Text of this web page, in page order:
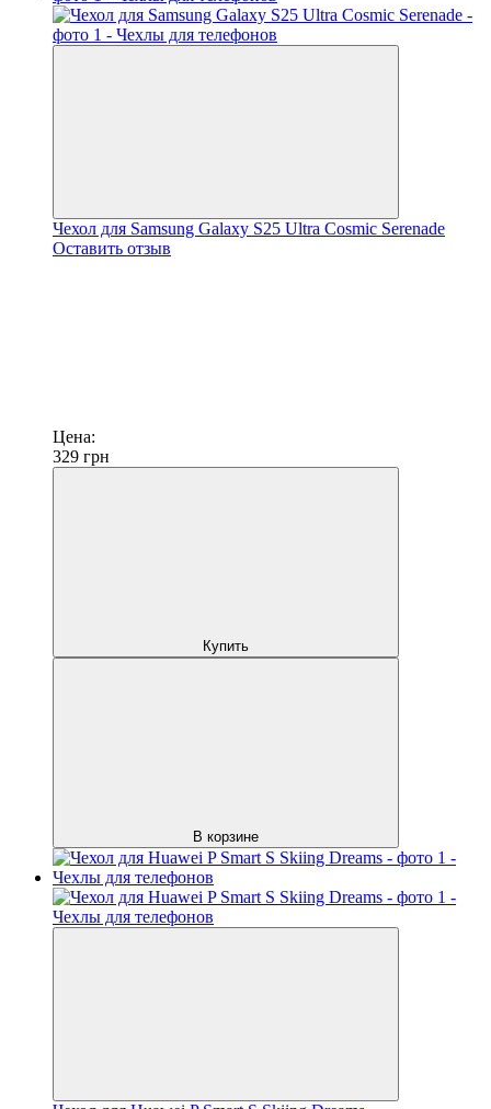
Чехол для Samsung Galaxy S25 Ultra Cosmic Serenade
Оставить отзыв
Цена:
329 грн
Купить
В корзине